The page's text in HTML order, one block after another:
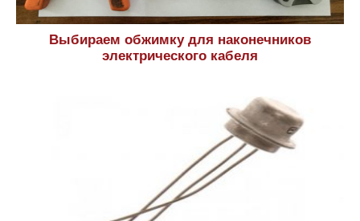
Выбираем обжимку для наконечников
электрического кабеля